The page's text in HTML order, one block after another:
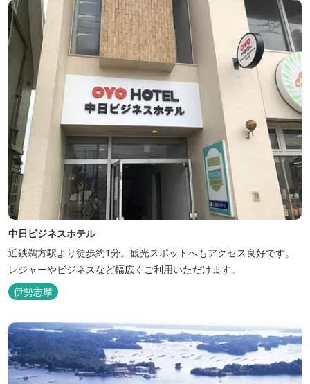
中日ビジネスホテル
近鉄鵜方駅より徒歩約1分。観光スポットへもアクセス良好です。
レジャーやビジネスなど幅広くご利用いただけます。
伊勢志摩